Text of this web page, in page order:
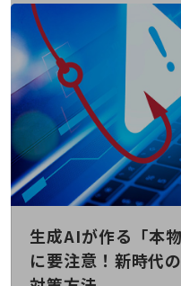
決算公告
電子公告
基礎的電気通信役務損益明細
採用情報
採用情報TOP
新卒採用
経験者採用
障がい者採用
人材育成制度
広告・協賛
生成AIが作る「本
に要注意！新時代